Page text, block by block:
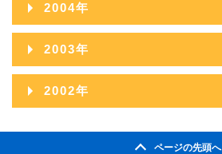
2013年01月
2012年03月
2012年02月
2012年01月
2011年03月
2011年02月
2010年05月
2010年03月
2009年06月
2009年05月
2009年03月
2008年08月
2008年07月
2008年06月
2008年05月
2007年09月
2007年08月
2007年07月
2006年10月
2006年09月
2006年08月
2005年11月
2005年10月
2005年09月
2005年08月
2004年
2004年12月
2004年11月
2004年10月
2003年
2003年12月
2002年
ページの先頭へ